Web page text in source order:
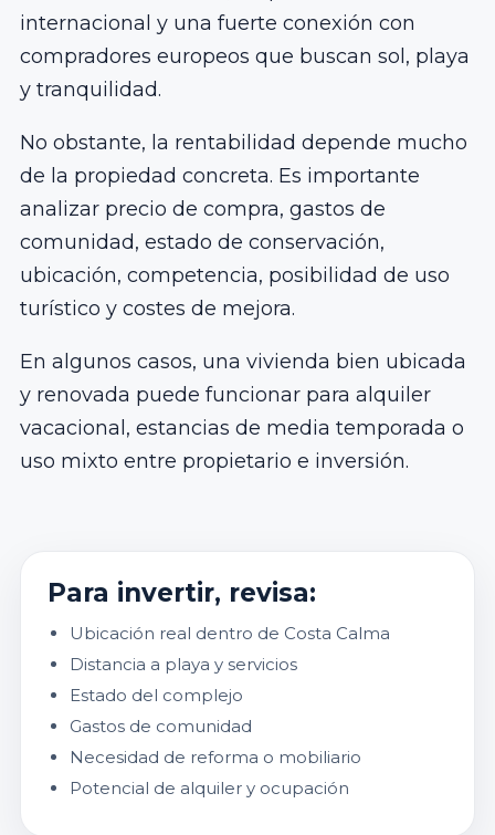
internacional y una fuerte conexión con
compradores europeos que buscan sol, playa
y tranquilidad.
No obstante, la rentabilidad depende mucho
de la propiedad concreta. Es importante
analizar precio de compra, gastos de
comunidad, estado de conservación,
ubicación, competencia, posibilidad de uso
turístico y costes de mejora.
En algunos casos, una vivienda bien ubicada
y renovada puede funcionar para alquiler
vacacional, estancias de media temporada o
uso mixto entre propietario e inversión.
Para invertir, revisa:
Ubicación real dentro de Costa Calma
Distancia a playa y servicios
Estado del complejo
Gastos de comunidad
Necesidad de reforma o mobiliario
Potencial de alquiler y ocupación